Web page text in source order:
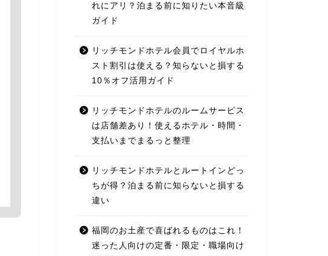
れにアリ？泊まる前に知りたい本音級
ガイド
リッチモンドホテル会員でロイヤルホ
スト割引は使える？知らないと損する
10％オフ活用ガイド
リッチモンドホテルのルームサービス
は店舗差あり！使えるホテル・時間・
支払いまでまるっと整理
リッチモンドホテルとルートインどっ
ちが得？泊まる前に知らないと損する
違い
福岡のお土産で喜ばれるものはこれ！
迷った人向けの定番・限定・職場向け